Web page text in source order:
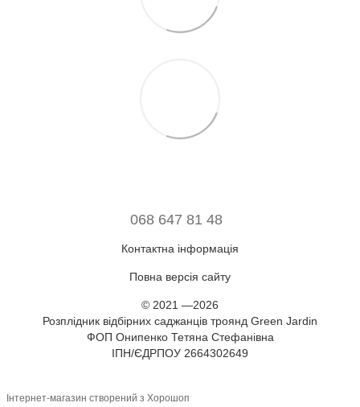
068 647 81 48
Контактна інформація
Повна версія сайту
© 2021 —2026
Розплідник відбірних саджанців троянд Green Jardin
ФОП Онипенко Тетяна Стефанівна
ІПН/ЄДРПОУ 2664302649
Інтернет-магазин створений з Хорошоп